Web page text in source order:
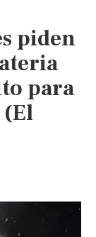
piden
para